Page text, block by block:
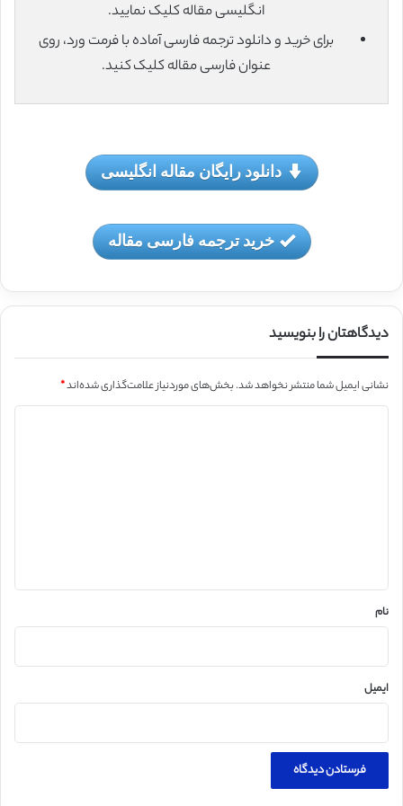
انگلیسی مقاله کلیک نمایید.
برای خرید و دانلود ترجمه فارسی آماده با فرمت ورد، روی
عنوان فارسی مقاله کلیک کنید.
دانلود رایگان مقاله انگلیسی
خرید ترجمه فارسی مقاله
دیدگاهتان را بنویسید
نشانی ایمیل شما منتشر نخواهد شد.بخش‌های موردنیاز علامت‌گذاری شده‌اند*
نام
ایمیل